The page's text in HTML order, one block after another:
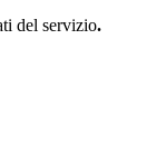
del servizio.